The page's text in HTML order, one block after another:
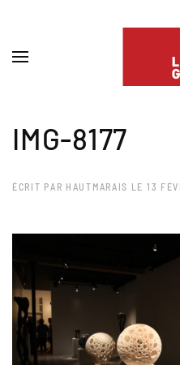
IMG-8177
ÉCRIT PAR HAUTMARAIS LE 13